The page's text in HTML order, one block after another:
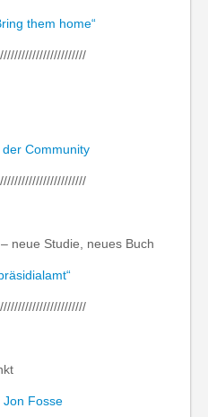
them home“
Community
neue Studie, neues Buch
Jon Fosse